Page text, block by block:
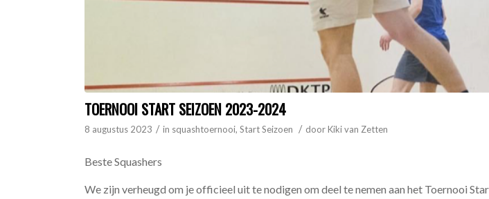
TOERNOOI START SEIZOEN 2023-2024
8 augustus 2023 / in squashtoernooi, Start Seizoen / doorKiki van Zetten
Beste Squashers
We zijn verheugd om je officieel uit te nodigen om deel te nemen aan het Toernooi